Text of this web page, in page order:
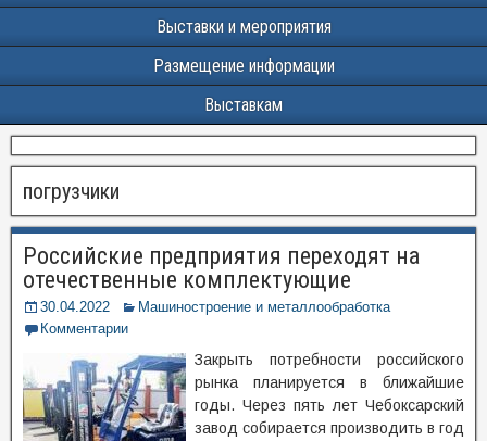
Выставки и мероприятия
Размещение информации
Выставкам
погрузчики
Российские предприятия переходят на
отечественные комплектующие
30.04.2022
Машиностроение и металлообработка
Комментарии
Закрыть потребности российского
рынка планируется в ближайшие
годы. Через пять лет Чебоксарский
завод собирается производить в год